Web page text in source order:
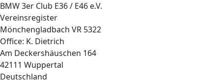
BMW 3er Club E36 / E46 e.V.
Vereinsregister
Mönchengladbach VR 5322
Office: K. Dietrich
Am Deckershäuschen 164
42111 Wuppertal
Deutschland